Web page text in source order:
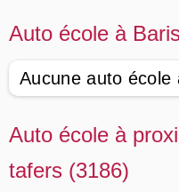
Auto école à
Aucune auto école
Auto école à
tafers (3186)